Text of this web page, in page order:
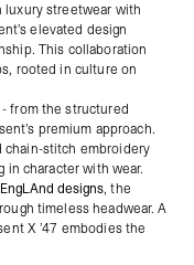
luxury streetwear with
elevated design
This collaboration
rooted in culture on
from the structured
premium approach.
chain-stitch embroidery
in character with wear.
EngLAnd designs, the
timeless headwear. A
X ’47 embodies the